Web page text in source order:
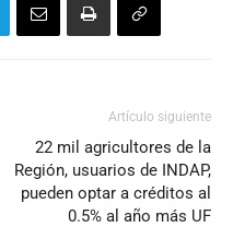
Artículo siguiente
22 mil agricultores de la
Región, usuarios de INDAP,
pueden optar a créditos al
0.5% al año más UF